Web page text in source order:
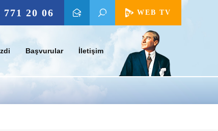
WEB TV
771 20 06
Başvurular İletişim